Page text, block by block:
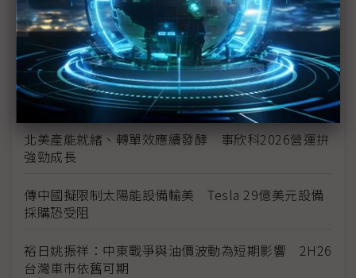
太陽誘電MLCC喊漲 村田成關鍵風向球、三星電機
伺機而動
Stellantis考慮重啟與東風汽車合作 在中國、歐洲共
同造車
北美產能就緒、轉單效應續發酵 事欣科2026營運拚
強勁成長
傳中國擬限制太陽能設備輸美 Tesla 29億美元設備
採購恐受阻
裕日姚振祥：中東戰爭與油價波動為短期影響 2H26
台灣車市依舊可期